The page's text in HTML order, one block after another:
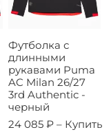
Футболка с
длинными
рукавами Puma
AC Milan 26/27
3rd Authentic -
черный
24 085 ₽ – Купить